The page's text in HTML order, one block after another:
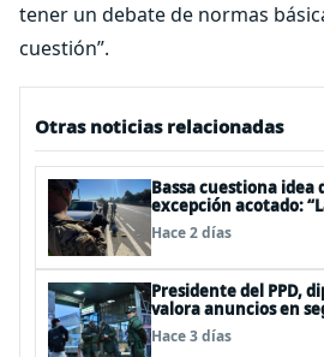
tener un debate de normas
cuestión”.
Otras noticias relacionadas
Bassa cuestiona idea
excepción acotado:
policías”
Hace 2 días
Presidente del PPD,
valora anuncios en
advierte ausencia
secreto bancario
Hace 3 días